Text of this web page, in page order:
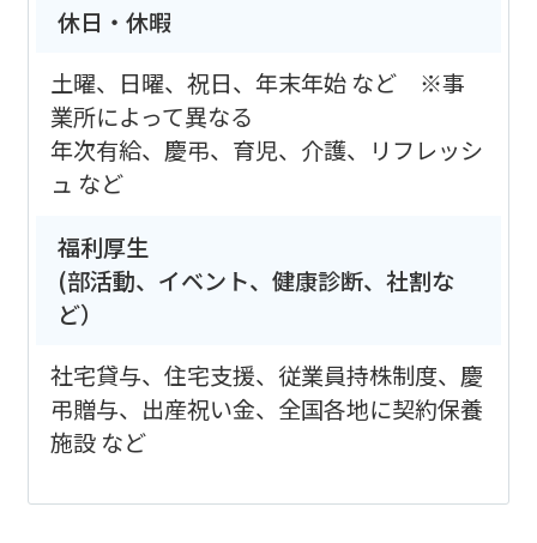
休日・休暇
土曜、日曜、祝日、年末年始 など ※事
業所によって異なる
年次有給、慶弔、育児、介護、リフレッシ
ュ など
福利厚生
(部活動、イベント、健康診断、社割な
ど）
社宅貸与、住宅支援、従業員持株制度、慶
弔贈与、出産祝い金、全国各地に契約保養
施設 など